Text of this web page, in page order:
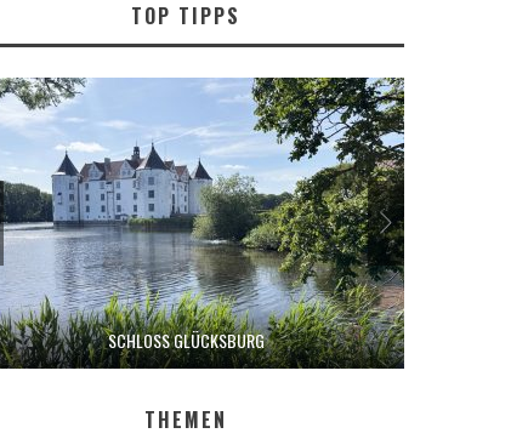
TOP TIPPS
SCHLOSS GLÜCKSBURG
THEMEN